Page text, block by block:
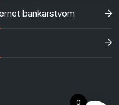
bankarstvom
0